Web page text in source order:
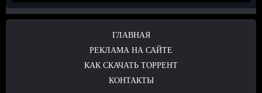
ГЛАВНАЯ
РЕКЛАМА НА САЙТЕ
КАК СКАЧАТЬ ТОРРЕНТ
КОНТАКТЫ